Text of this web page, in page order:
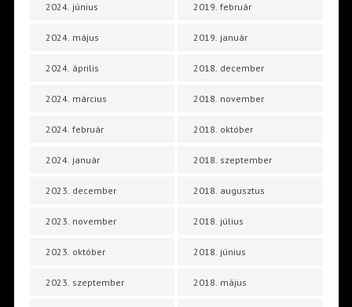
2024. június
2024. május
2024. április
2024. március
2024. február
2024. január
2023. december
2023. november
2023. október
2023. szeptember
2019. február
2019. január
2018. december
2018. november
2018. október
2018. szeptember
2018. augusztus
2018. július
2018. június
2018. május